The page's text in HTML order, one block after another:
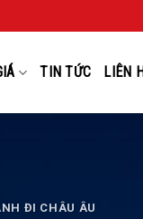
TIN TỨC LIÊN
ĐI CHÂU ÂU